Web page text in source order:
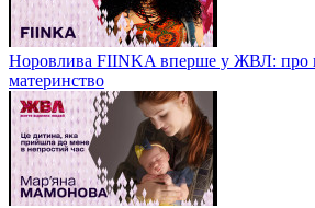
Норовлива FIINKA вперше у ЖВЛ: про
материнство